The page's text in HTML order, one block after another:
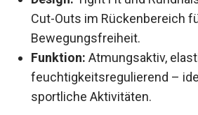
und schnelltrocknend für
Komfort.
Design:Tight Fit und
Cut-Outs im Rückenbereich
Bewegungsfreiheit.
Funktion: Atmungsaktiv,